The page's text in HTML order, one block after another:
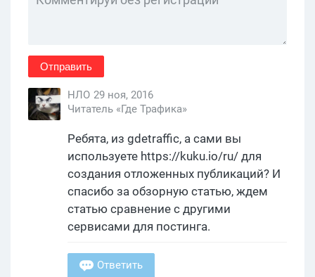
Отправить
НЛО 29 ноя, 2016
Читатель «Где Трафика»
Ребята, из gdetraffic, а сами вы
используете https://kuku.io/ru/ для
создания отложенных публикаций? И
спасибо за обзорную статью, ждем
статью сравнение с другими
сервисами для постинга.
Ответить